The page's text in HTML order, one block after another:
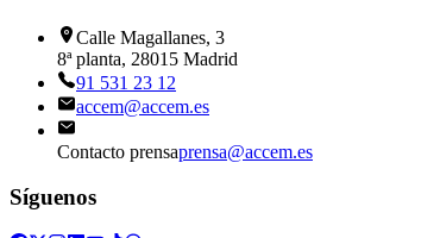
Calle Magallanes, 3
8ª planta, 28015 Madrid
91 531 23 12
accem@accem.es
Contacto prensaprensa@accem.es
Síguenos